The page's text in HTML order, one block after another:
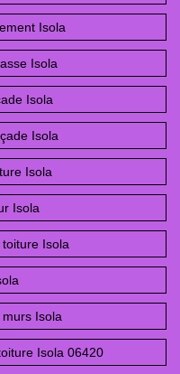
Isola
Isola
Isola
Isola
Isola
Isola
Isola
Isola
Isola 06420